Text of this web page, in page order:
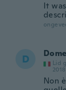
It
D
Lid
2018
Non